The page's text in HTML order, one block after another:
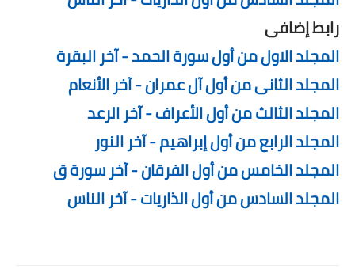
رابط إضافى
المجلد الاول من أول سورة الحمد - آخر البقرة
المجلد الثانى من أول آل عمران - آخر الأنعام
المجلد الثالث من أول الأعراف - آخر الرعد
المجلد الرابع من أول إبراهيم - آخر النور
المجلد الخامس من أول الفرقان - آخر سورة ق
المجلد السادس من أول الذاريات - آخر الناس